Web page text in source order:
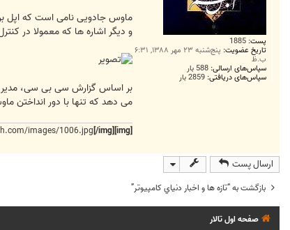
پست: 1885
تاریخ عضویت: پنج‌شنبه ۲۳ مهر ۱۳۸۸, ۶:۳۱
ب.ظ
سپاس‌های ارسالی: 588 بار
سپاس‌های دریافتی: 2859 بار
و دیگر اشاره ها که معمولا در
بر اساس گزارش سی بی سی، مدیر
می دهد که تنها با دور انداختن
[img]
images/1006.jpg[/img]
ارسال پست
بازگشت به “تازه ها و اخبار دنياي کامپيوتر”
صفحه اول تالار